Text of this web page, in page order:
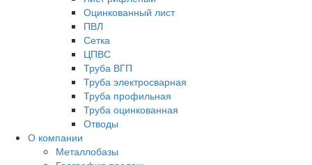
Оцинкованный лист
ПВЛ
Сетка
ЦПВС
Труба ВГП
Труба электросварная
Труба профильная
Труба оцинкованная
Отводы
О компании
Металлобазы